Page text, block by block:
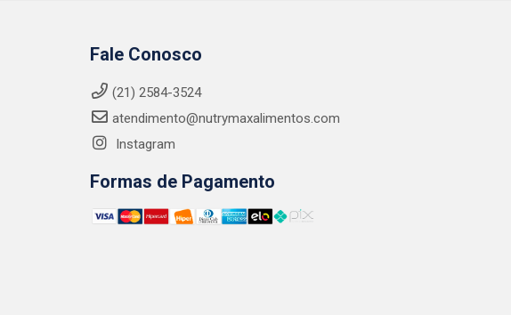
Fale Conosco
(21) 2584-3524
atendimento@nutrymaxalimentos.com
Instagram
Formas de Pagamento